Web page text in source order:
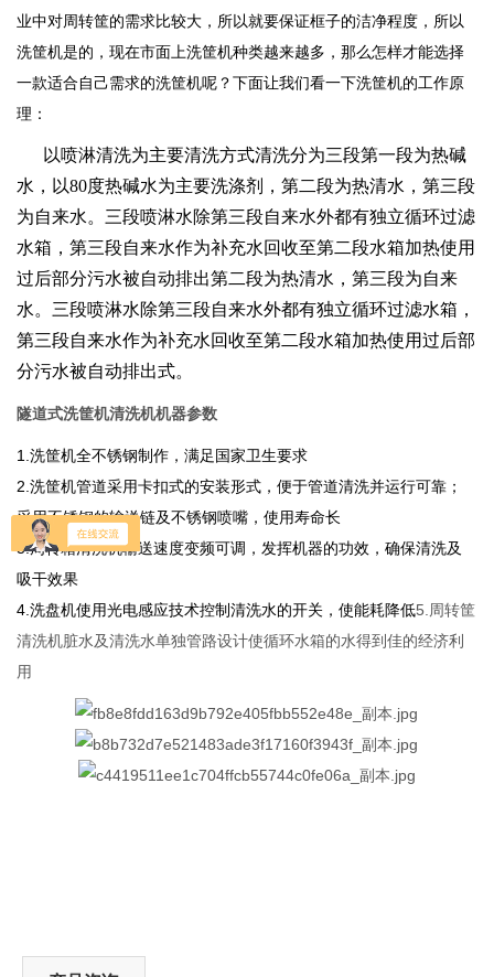
业中对周转筐的需求比较大，所以就要保证框子的洁净程度，所以
洗筐机是的，现在市面上洗筐机种类越来越多，那么怎样才能选择
一款适合自己需求的洗筐机呢？下面让我们看一下洗筐机的工作原
理：
以喷淋清洗为主要清洗方式清洗分为三段第一段为热碱
水， 以80度热碱水为主要洗涤剂，第二段为热清水，第三段
为自来水。三段喷淋水除第三段自来水外都有独立循环过滤
水箱，第三段自来水作为补充水回收至第二段水箱加热使用
过后部分污水被自动排出第二段为热清水，第三段为自来
水。三段喷淋水除第三段自来水外都有独立循环过滤水箱，
第三段自来水作为补充水回收至第二段水箱加热使用过后部
分污水被自动排出式。
隧道式洗筐机清洗机机器参数
1.洗筐机全不锈钢制作，满足国家卫生要求
2.洗筐机管道采用卡扣式的安装形式，便于管道清洗并运行可靠；
采用不锈钢的输送链及不锈钢喷嘴，使用寿命长
3.周转箱清洗机输送速度变频可调，发挥机器的功效，确保清洗及
吸干效果
4.洗盘机使用光电感应技术控制清洗水的开关，使能耗降低5.周转筐
清洗机脏水及清洗水单独管路设计使循环水箱的水得到佳的经济利
用